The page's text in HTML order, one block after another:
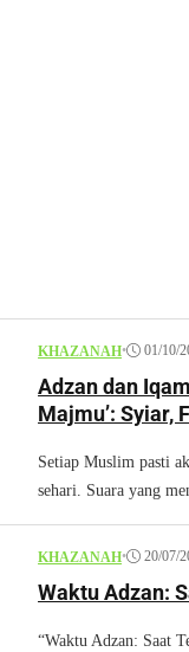
KHAZANAH• 01/10/
Adzan dan
Majmu’: Syiar,
Setiap Muslim pasti
sehari. Suara yang
KHAZANAH• 20/07/
Waktu Adzan:
“Waktu Adzan: Saat